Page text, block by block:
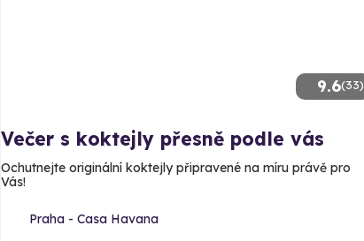
9.6(33)
Večer s koktejly přesně podle vás
Ochutnejte originální koktejly připravené na míru právě pro
Vás!
Praha - Casa Havana